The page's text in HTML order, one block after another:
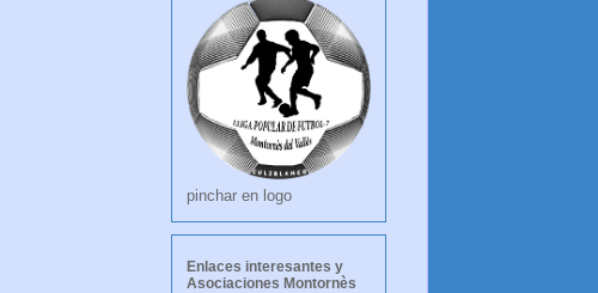
pinchar en logo
Enlaces interesantes y
Asociaciones Montornès